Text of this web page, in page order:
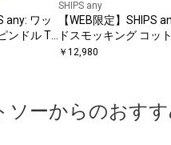
any: ワッ
ンドル T
ーツ セ
SHIPS any
【WEB限定】SHIPS
ドスモッキング コットン フレ
ア ノースリーブ ワン
￥ 12,980
ソーからのおす